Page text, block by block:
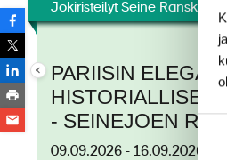
valinta
Kielet
Jokiristeilyt Seine Ranska
PARIISIN
- SEINEJOEN
09.09.2026 - 16.09.2026